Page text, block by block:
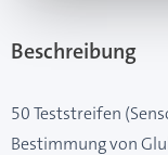
Beschreibung
50 Teststreifen
Bestimmung von